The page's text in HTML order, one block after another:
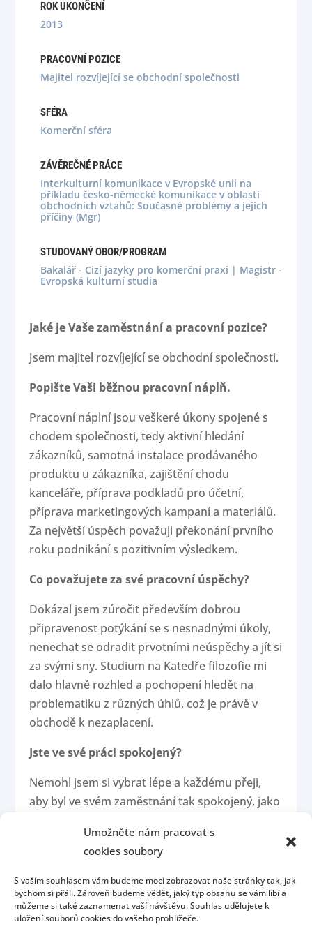
Umožněte nám pracovat s
cookies soubory
S vaším souhlasem vám budeme moci zobrazovat naše stránky tak, jak
bychom si přáli. Zároveň budeme vědět, jaký typ obsahu se vám líbí a
můžeme si také zaznamenat vaší návštěvu. Souhlas udělujete k
uložení souborů cookies do vašeho prohlížeče.
ROK UKONČENÍ
2013
PRACOVNÍ POZICE
Majitel rozvíjející se obchodní společnosti
SFÉRA
Komerční sféra
ZÁVĚREČNÉ PRÁCE
Interkulturní komunikace v Evropské unii na
příkladu česko-německé komunikace v oblasti
obchodních vztahů: Současné problémy a jejich
příčiny (Mgr)
STUDOVANÝ OBOR/PROGRAM
Bakalář - Cizí jazyky pro komerční praxi | Magistr -
Evropská kulturní studia
Jaké je Vaše zaměstnání a pracovní pozice?
Jsem majitel rozvíjející se obchodní společnosti.
Popište Vaši běžnou pracovní náplň.
Pracovní náplní jsou veškeré úkony spojené s
chodem společnosti, tedy aktivní hledání
zákazníků, samotná instalace prodávaného
produktu u zákazníka, zajištění chodu
kanceláře, příprava podkladů pro účetní,
příprava marketingových kampaní a materiálů.
Za největší úspěch považuji překonání prvního
roku podnikání s pozitivním výsledkem.
Co považujete za své pracovní úspěchy?
Dokázal jsem zúročit především dobrou
připravenost potýkání se s nesnadnými úkoly,
nenechat se odradit prvotními neúspěchy a jít si
za svými sny. Studium na Katedře filozofie mi
dalo hlavně rozhled a pochopení hledět na
problematiku z různých úhlů, což je právě v
obchodě k nezaplacení.
Jste ve své práci spokojený?
Nemohl jsem si vybrat lépe a každému přeji,
aby byl ve svém zaměstnání tak spokojený, jako